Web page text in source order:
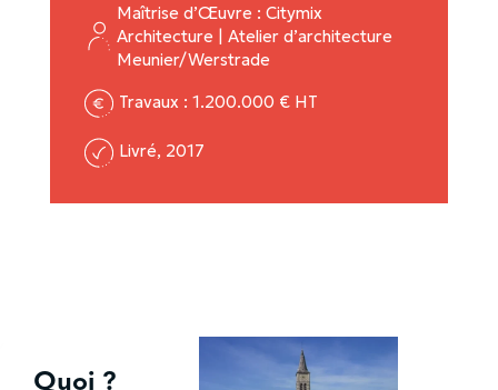
Maîtrise d’Œuvre : Citymix
Architecture | Atelier d’architecture
Meunier/Werstrade
Travaux : 1.200.000 € HT
Livré, 2017
Quoi ?